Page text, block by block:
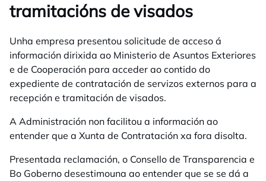
tramitacións de visados
Unha empresa presentou solicitude de acceso á
información dirixida ao Ministerio de Asuntos Exteriores
e de Cooperación para acceder ao contido do
expediente de contratación de servizos externos para a
recepción e tramitación de visados.
A Administración non facilitou a información ao
entender que a Xunta de Contratación xa fora disolta.
Presentada reclamación, o Consello de Transparencia e
Bo Goberno desestimouna ao entender que se se dá a